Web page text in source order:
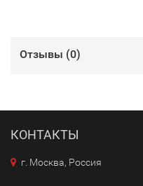
Отзывы (0)
КОНТАКТЫ
г. Москва, Россия